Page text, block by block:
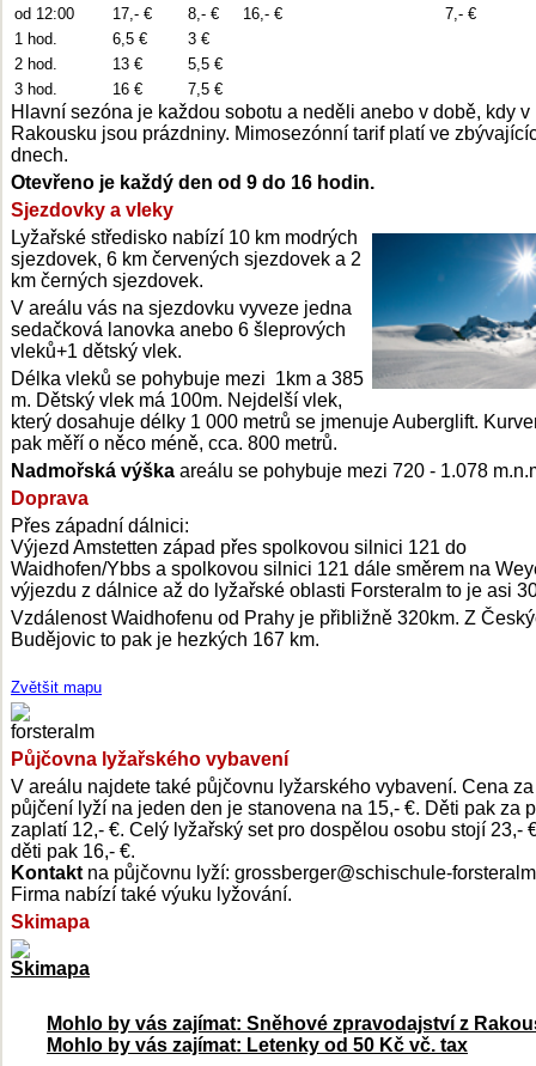
od 12:00
17,- € 8,- € 16,- €
7,- €
1 hod.
6,5 €
3 €
2 hod.
13 €
5,5 €
3 hod.
16 € 7,5 €
Hlavní sezóna je každou sobotu a neděli anebo v době, kdy v
Rakousku jsou prázdniny. Mimosezónní tarif platí ve
dnech.
Otevřeno je každý den od 9 do 16 hodin.
Sjezdovky a vleky
Lyžařské středisko nabízí 10 km modrých
sjezdovek, 6 km červených sjezdovek a 2
km černých sjezdovek.
V areálu vás na sjezdovku vyveze jedna
sedačková lanovka anebo 6 šleprových
vleků+1 dětský vlek.
Délka vleků se pohybuje mezi 1km a 385
m. Dětský vlek má 100m. Nejdelší vlek,
který dosahuje délky 1 000 metrů se jmenuje Auberglift.
pak měří o něco méně, cca. 800 metrů.
Nadmořská výška areálu se pohybuje mezi 720 - 1.078
Doprava
Přes západní dálnici:
Výjezd Amstetten západ přes spolkovou silnici 121 do
Waidhofen/Ybbs a spolkovou silnici 121 dále směrem na
výjezdu z dálnice až do lyžařské oblasti Forsteralm to je asi
Vzdálenost Waidhofenu od Prahy je přibližně 320km. Z
Budějovic to pak je hezkých 167 km.
Zvětšit mapu
Půjčovna lyžařského vybavení
V areálu najdete také půjčovnu lyžarského vybavení. Cena za
půjčení lyží na jeden den je stanovena na 15,- €. Děti pak za
zaplatí 12,- €. Celý lyžařský set pro dospělou osobu stojí 23,-
děti pak 16,- €.
Kontakt na půjčovnu lyží: grossberger@schischule-
Firma nabízí také výuku lyžování.
Skimapa
Mohlo by vás zajímat: Sněhové zpravodajství z
Mohlo by vás zajímat: Letenky od 50 Kč vč. tax